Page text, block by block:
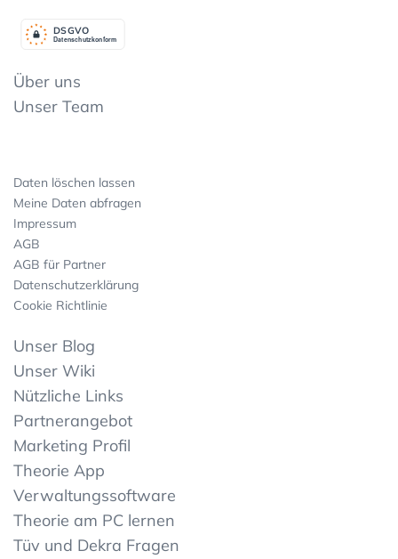
Datenschutzkonform
DSGVO
Über uns
Unser Team
Daten löschen lassen
Meine Daten abfragen
Impressum
AGB
AGB für Partner
Datenschutzerklärung
Cookie Richtlinie
Unser Blog
Unser Wiki
Nützliche Links
Partnerangebot
Marketing Profil
Theorie App
Verwaltungssoftware
Theorie am PC lernen
Tüv und Dekra Fragen